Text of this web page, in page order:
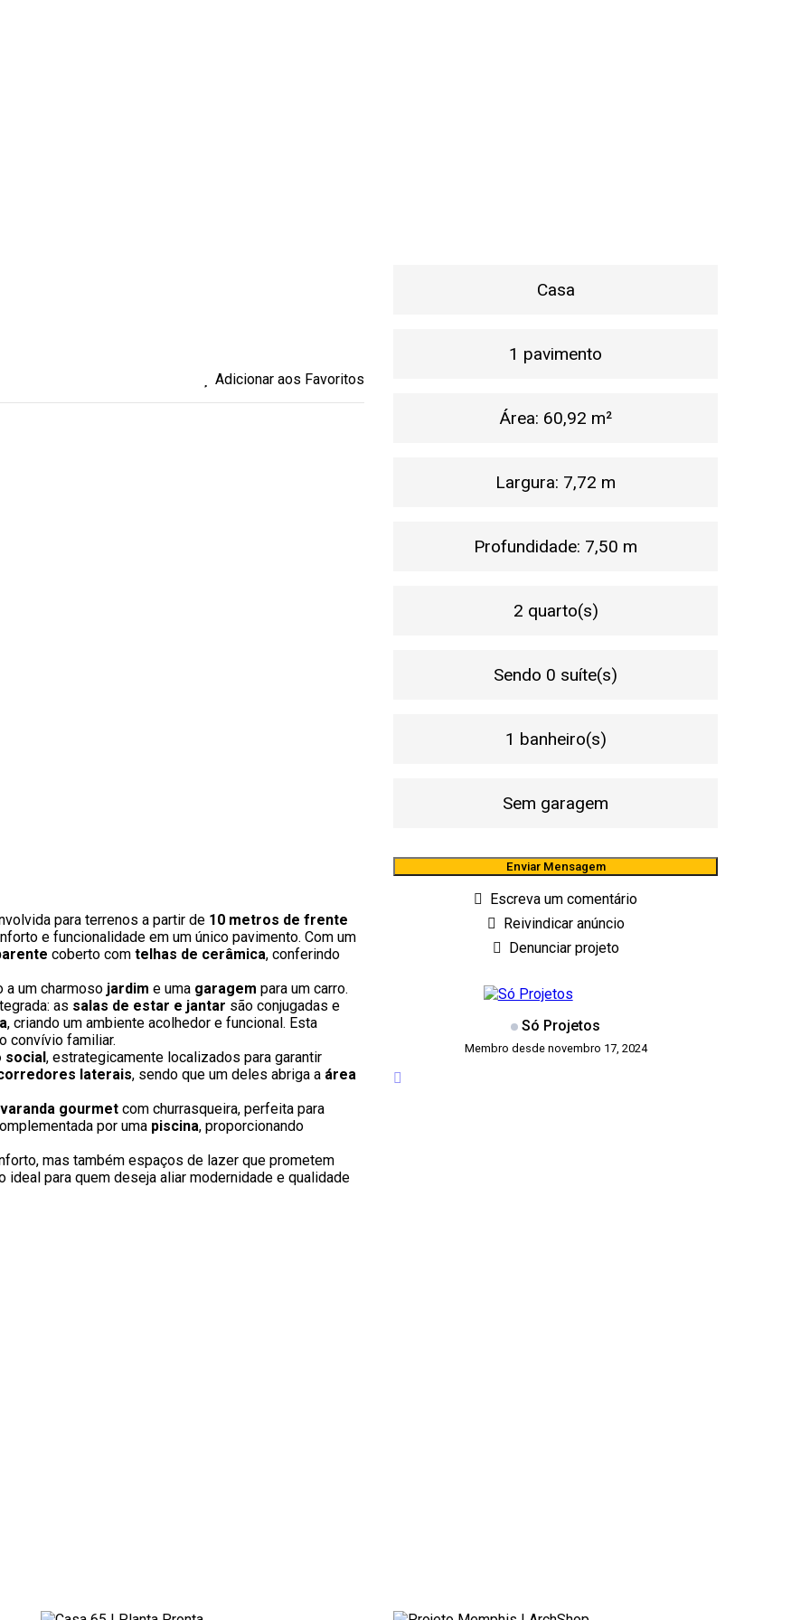
Adicionar aos Favoritos
para terrenos a partir de 10 metros de frente
e funcionalidade em um único pavimento. Com um
coberto com telhas de cerâmica, conferindo
a um charmoso jardim e uma garagem para um carro.
as salas de estar e jantar são conjugadas e
, criando um ambiente acolhedor e funcional. Esta
convívio familiar.
social, estrategicamente localizados para garantir
laterais, sendo que um deles abriga a área
varanda gourmet com churrasqueira, perfeita para
por uma piscina, proporcionando
mas também espaços de lazer que prometem
para quem deseja aliar modernidade e qualidade
Casa
1 pavimento
Área: 60,92 m²
Largura: 7,72 m
Profundidade: 7,50 m
2 quarto(s)
Sendo 0 suíte(s)
1 banheiro(s)
Sem garagem
Enviar Mensagem
Escreva um comentário
Reivindicar anúncio
Denunciar projeto
Só Projetos
Membro desde novembro 17, 2024